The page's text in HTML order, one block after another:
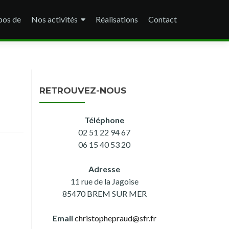
de Nos activités Réalisations Contact
RETROUVEZ-NOUS
Téléphone
02 51 22 94 67
06 15 40 53 20
Adresse
11 rue de la Jagoise
85470 BREM SUR MER
Email christophepraud@sfr.fr